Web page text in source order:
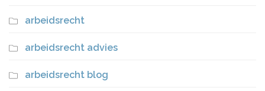
arbeidsrecht
arbeidsrecht advies
arbeidsrecht blog